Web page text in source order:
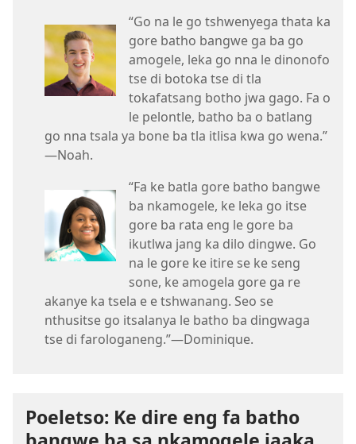
“Go na le go tshwenyega thata ka
gore batho bangwe ga ba go
amogele, leka go nna le dinonofo
tse di botoka tse di tla
tokafatsang botho jwa gago. Fa o
le pelontle, batho ba o batlang
go nna tsala ya bone ba tla itlisa kwa go wena.”​
—Noah.
“Fa ke batla gore batho bangwe
ba nkamogele, ke leka go itse
gore ba rata eng le gore ba
ikutlwa jang ka dilo dingwe. Go
na le gore ke itire se ke seng
sone, ke amogela gore ga re
akanye ka tsela e e tshwanang. Seo se
nthusitse go itsalanya le batho ba dingwaga
tse di farologaneng.”​—Dominique.
Poeletso: Ke dire eng fa batho